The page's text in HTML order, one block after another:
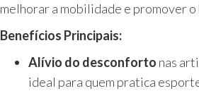
melhorar a mobilidade e promover
Benefícios Principais:
Alívio do desconforto nas
ideal para quem pratica